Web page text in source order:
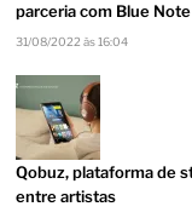
parceria com Blue
31/08/2022 às 16:04
Qobuz, plataforma de
entre artistas